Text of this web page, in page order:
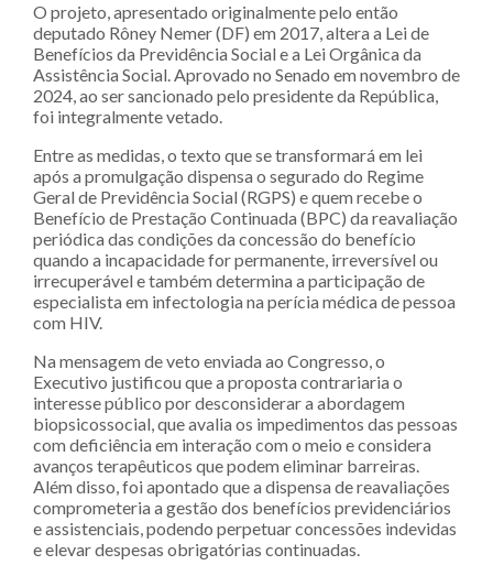
O projeto, apresentado originalmente pelo então
deputado Rôney Nemer (DF) em 2017, altera a Lei de
Benefícios da Previdência Social e a Lei Orgânica da
Assistência Social. Aprovado no Senado em novembro de
2024, ao ser sancionado pelo presidente da República,
foi integralmente vetado.
Entre as medidas, o texto que se transformará em lei
após a promulgação dispensa o segurado do Regime
Geral de Previdência Social (RGPS) e quem recebe o
Benefício de Prestação Continuada (BPC) da reavaliação
periódica das condições da concessão do benefício
quando a incapacidade for permanente, irreversível ou
irrecuperável e também determina a participação de
especialista em infectologia na perícia médica de pessoa
com HIV.
Na mensagem de veto enviada ao Congresso, o
Executivo justificou que a proposta contrariaria o
interesse público por desconsiderar a abordagem
biopsicossocial, que avalia os impedimentos das pessoas
com deficiência em interação com o meio e considera
avanços terapêuticos que podem eliminar barreiras.
Além disso, foi apontado que a dispensa de reavaliações
comprometeria a gestão dos benefícios previdenciários
e assistenciais, podendo perpetuar concessões indevidas
e elevar despesas obrigatórias continuadas.